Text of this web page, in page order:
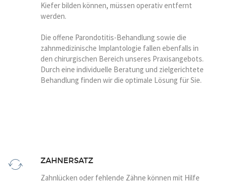
Kiefer bilden können, müssen operativ entfernt
werden.
Die offene Parondotitis-Behandlung sowie die
zahnmedizinische Implantologie fallen ebenfalls in
den chirurgischen Bereich unseres Praxisangebots.
Durch eine individuelle Beratung und zielgerichtete
Behandlung finden wir die optimale Lösung für Sie.
ZAHNERSATZ
Zahnlücken oder fehlende Zähne können mit Hilfe